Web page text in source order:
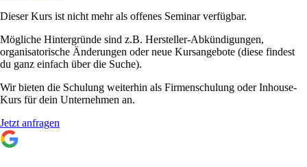
Dieser Kurs ist nicht mehr als offenes Seminar verfügbar.
Mögliche Hintergründe sind z.B. Hersteller-Abkündigungen,
organisatorische Änderungen oder neue Kursangebote (diese findest
du ganz einfach über die Suche).
Wir bieten die Schulung weiterhin als Firmenschulung oder Inhouse-
Kurs für dein Unternehmen an.
Jetzt anfragen